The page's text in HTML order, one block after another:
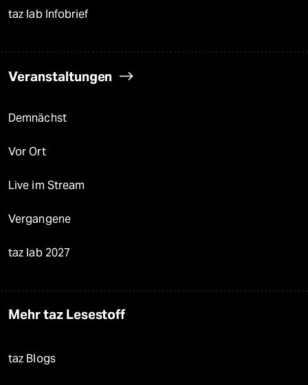
taz lab Infobrief
Veranstaltungen
Demnächst
Vor Ort
Live im Stream
Vergangene
taz lab 2027
Mehr taz Lesestoff
taz Blogs